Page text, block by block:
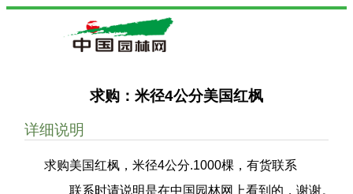
求购：米径4公分美国红枫
详细说明
求购美国红枫，米径4公分.1000棵，有货联系
联系时请说明是在中国园林网上看到的，谢谢。